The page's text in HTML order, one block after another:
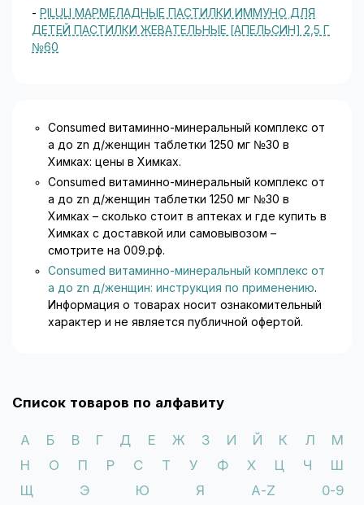
- PILULI МАРМЕЛАДНЫЕ ПАСТИЛКИ ИММУНО ДЛЯ
ДЕТЕЙ ПАСТИЛКИ ЖЕВАТЕЛЬНЫЕ [АПЕЛЬСИН] 2,5 Г
№60
Consumed витаминно-минеральный комплекс от
a до zn д/женщин таблетки 1250 мг №30 в
Химках: цены в Химках.
Consumed витаминно-минеральный комплекс от
a до zn д/женщин таблетки 1250 мг №30 в
Химках – сколько стоит в аптеках и где купить в
Химках с доставкой или самовывозом –
смотрите на 009.рф.
Consumed витаминно-минеральный комплекс от
a до zn д/женщин: инструкция по применению.
Информация о товарах носит ознакомительный
характер и не является публичной офертой.
Список товаров по алфавиту
А Б В Г Д Е Ж З И Й К Л
М
Н
О П Р С Т У Ф Х Ц Ч
Ш
Щ
Э Ю Я A-Z 0-9